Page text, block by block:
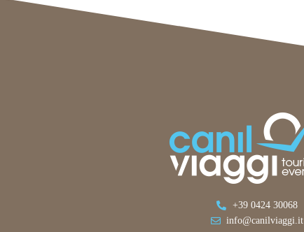
+39 0424 30068
info@canilviaggi.it